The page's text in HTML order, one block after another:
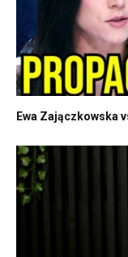
Ewa Zajączkowska